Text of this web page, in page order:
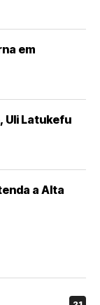
em
Uli Latukefu
a Alta